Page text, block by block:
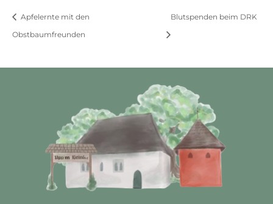
Apfelernte mit den
Obstbaumfreunden
Blutspenden beim DRK